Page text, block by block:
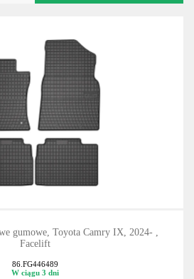
gumowe, Toyota Camry IX, 2024- ,
Facelift
86.FG446489
W ciągu 3 dni